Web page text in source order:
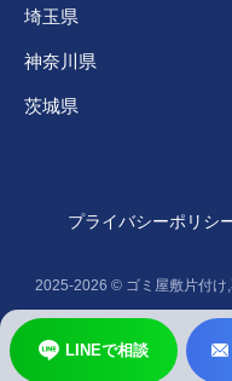
LINEで相談
埼玉県
神奈川県
茨城県
プライバシーポリシ
2025-2026 © ゴミ屋敷片付け